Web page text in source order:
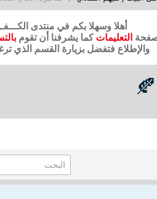
أهلا وسهلا بكم في منتدى
صفحة التعليمات كما يشرفنا أن تقوم
والإطلاع فتفضل بزيارة القسم الذي